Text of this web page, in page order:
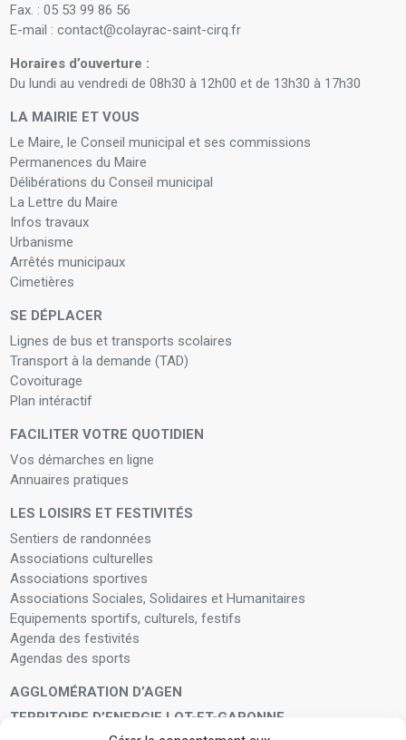
Fax. : 05 53 99 86 56
E-mail : contact@colayrac-saint-cirq.fr
Horaires d’ouverture :
Du lundi au vendredi de 08h30 à 12h00 et de 13h30 à 17h30
LA MAIRIE ET VOUS
Le Maire, le Conseil municipal et ses commissions
Permanences du Maire
Délibérations du Conseil municipal
La Lettre du Maire
Infos travaux
Urbanisme
Arrêtés municipaux
Cimetières
SE DÉPLACER
Lignes de bus et transports scolaires
Transport à la demande (TAD)
Covoiturage
Plan intéractif
FACILITER VOTRE QUOTIDIEN
Vos démarches en ligne
Annuaires pratiques
LES LOISIRS ET FESTIVITÉS
Sentiers de randonnées
Associations culturelles
Associations sportives
Associations Sociales, Solidaires et Humanitaires
Equipements sportifs, culturels, festifs
Agenda des festivités
Agendas des sports
AGGLOMÉRATION D’AGEN
TERRITOIRE D’ENERGIE LOT-ET-GARONNE